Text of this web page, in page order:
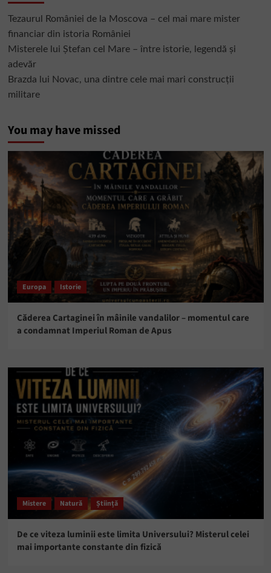
Tezaurul României de la Moscova – cel mai mare mister
financiar din istoria României
Misterele lui Ștefan cel Mare – între istorie, legendă și
adevăr
Brazda lui Novac, una dintre cele mai mari construcții
militare
You may have missed
Europa Istorie
Căderea Cartaginei în mâinile vandalilor – momentul care
a condamnat Imperiul Roman de Apus
Mistere Natură Știință
De ce viteza luminii este limita Universului? Misterul celei
mai importante constante din fizică